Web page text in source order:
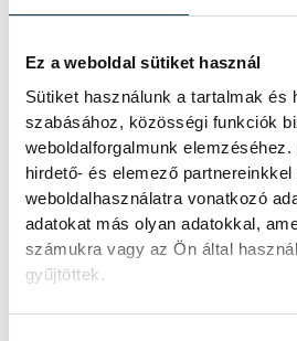
Ez a weboldal sütiket használ
Sütiket használunk a tartalmak és
szabásához, közösségi funkciók
weboldalforgalmunk
hirdető- és elemező
weboldalhasználatra vonatkozó
adatokat más olyan adatokkal,
számukra vagy az Ön által
gyűjtöttek.
csaknem komplett, II.
Batthyány téri rakpart
pedig egy közel
Késéltánc a
történik, ha
Mártha Imre, az MVM
vezérigazgatója ATV-n
interjújában vázolta fel